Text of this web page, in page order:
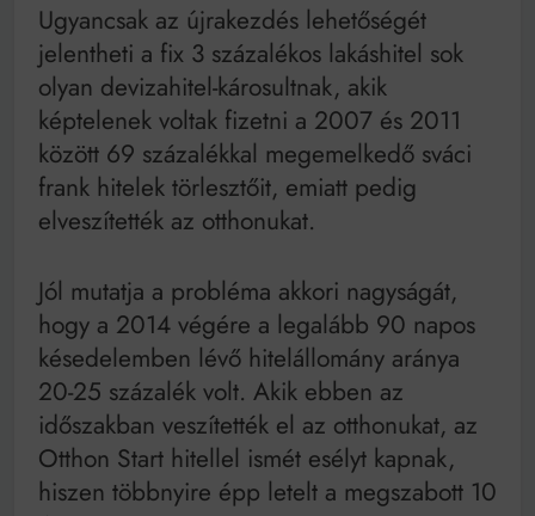
Ugyancsak az újrakezdés lehetőségét
jelentheti a fix 3 százalékos lakáshitel sok
olyan devizahitel-károsultnak, akik
képtelenek voltak fizetni a 2007 és 2011
között 69 százalékkal megemelkedő sváci
frank hitelek törlesztőit, emiatt pedig
elveszítették az otthonukat.
Jól mutatja a probléma akkori nagyságát,
hogy a 2014 végére a legalább 90 napos
késedelemben lévő hitelállomány aránya
20-25 százalék volt. Akik ebben az
időszakban veszítették el az otthonukat, az
Otthon Start hitellel ismét esélyt kapnak,
hiszen többnyire épp letelt a megszabott 10